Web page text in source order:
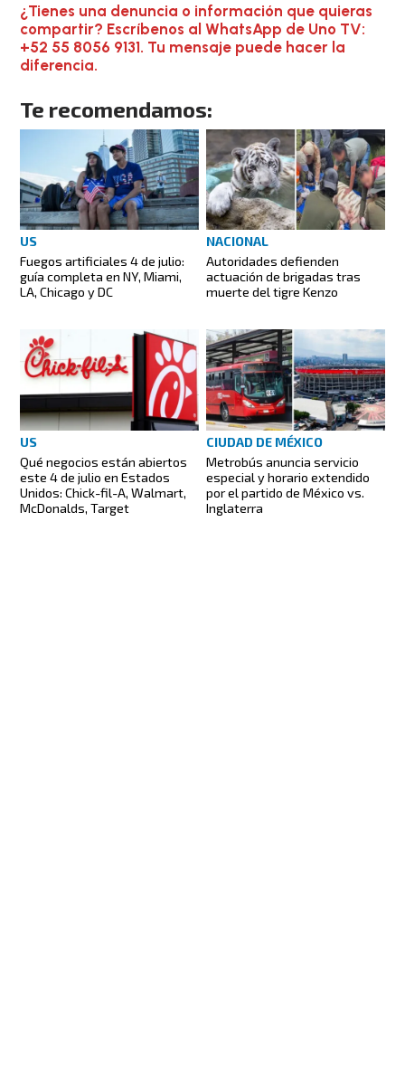
¿Tienes una denuncia o información que quieras
compartir? Escríbenos al WhatsApp de Uno TV:
+52 55 8056 9131. Tu mensaje puede hacer la
diferencia.
Te recomendamos:
US
Fuegos artificiales 4 de julio:
guía completa en NY, Miami,
LA, Chicago y DC
NACIONAL
Autoridades defienden
actuación de brigadas tras
muerte del tigre Kenzo
US
Qué negocios están abiertos
este 4 de julio en Estados
Unidos: Chick-fil-A, Walmart,
McDonalds, Target
CIUDAD DE MÉXICO
Metrobús anuncia servicio
especial y horario extendido
por el partido de México vs.
Inglaterra